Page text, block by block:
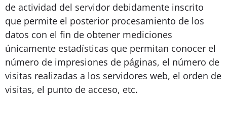
de actividad del servidor debidamente inscrito
que permite el posterior procesamiento de los
datos con el fin de obtener mediciones
únicamente estadísticas que permitan conocer el
número de impresiones de páginas, el número de
visitas realizadas a los servidores web, el orden de
visitas, el punto de acceso, etc.